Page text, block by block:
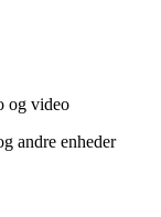
og video
andre enheder